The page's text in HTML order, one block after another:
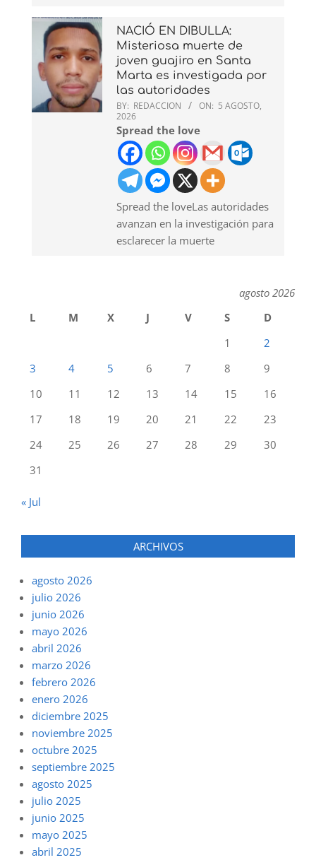
NACIÓ EN DIBULLA:
Misteriosa muerte de
joven guajiro en Santa
Marta es investigada por
las autoridades
BY: REDACCION ON: 5 AGOSTO,
2026
Spread the love
Spread the loveLas autoridades
avanzan en la investigación para
esclarecer la muerte
agosto 2026
L
M X J V S
D
1
2
3
4 5 6 7 8
9
10
11 12 13 14 15
16
17
18 19 20 21 22
23
24
25 26 27 28 29
30
31
« Jul
ARCHIVOS
agosto 2026
julio 2026
junio 2026
mayo 2026
abril 2026
marzo 2026
febrero 2026
enero 2026
diciembre 2025
noviembre 2025
octubre 2025
septiembre 2025
agosto 2025
julio 2025
junio 2025
mayo 2025
abril 2025